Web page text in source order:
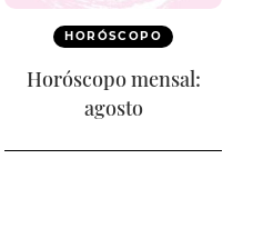
HORÓSCOPO
Horóscopo mensal:
agosto